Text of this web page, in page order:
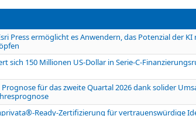
Press ermöglicht es Anwendern, das Potenzial der
sich 150 Millionen US-Dollar in Serie-C-
Prognose für das zweite Quartal 2026 dank solider
Ready-Zertifizierung für vertrauenswürdige